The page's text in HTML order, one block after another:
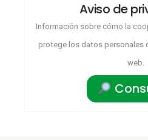
Aviso de
Información sobre cómo la
protege los datos personales
web.